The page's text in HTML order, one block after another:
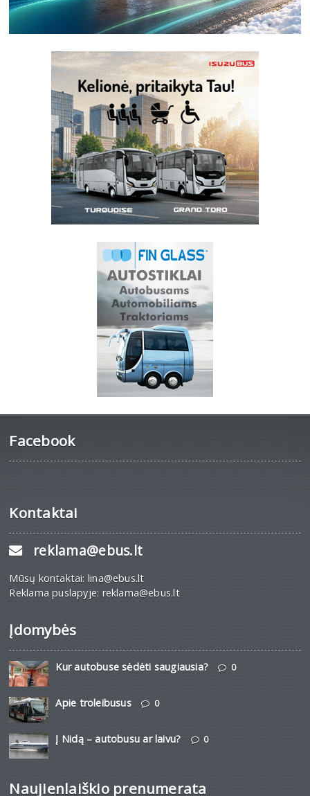
Facebook
Kontaktai
reklama@ebus.lt
Mūsų kontaktai: lina@ebus.lt
Reklama puslapyje: reklama@ebus.lt
Įdomybės
Kur autobuse sėdėti saugiausia? 0
Apie troleibusus 0
Į Nidą – autobusu ar laivu? 0
Naujienlaiškio prenumerata